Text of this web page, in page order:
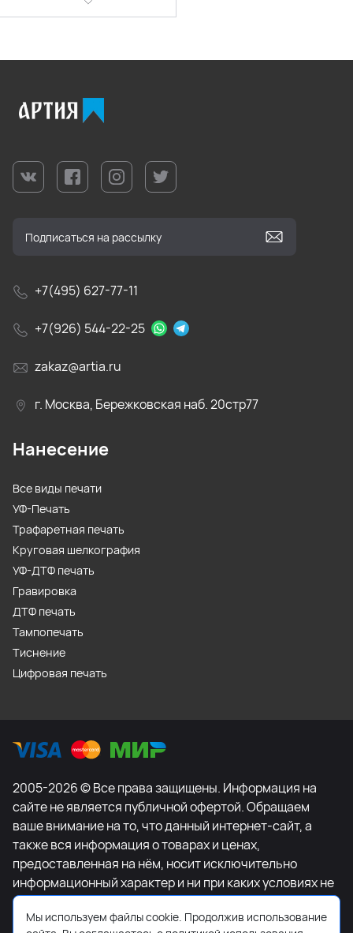
+7(495) 627-77-11
+7(926) 544-22-25
zakaz@artia.ru
г. Москва, Бережковская наб. 20стр77
Нанесение
Все виды печати
УФ-Печать
Трафаретная печать
Круговая шелкография
УФ-ДТФ печать
Гравировка
ДТФ печать
Тампопечать
Тиснение
Цифровая печать
2005-2026 © Все права защищены. Информация на
сайте не является публичной офертой. Обращаем
ваше внимание на то, что данный интернет-сайт, а
также вся информация о товарах и ценах,
предоставленная на нём, носит исключительно
информационный характер и ни при каких условиях не
является публичной офертой, определяемой
положениями Статьи 437 Гражданского кодекса
Мы используем файлы cookie. Продолжив использование